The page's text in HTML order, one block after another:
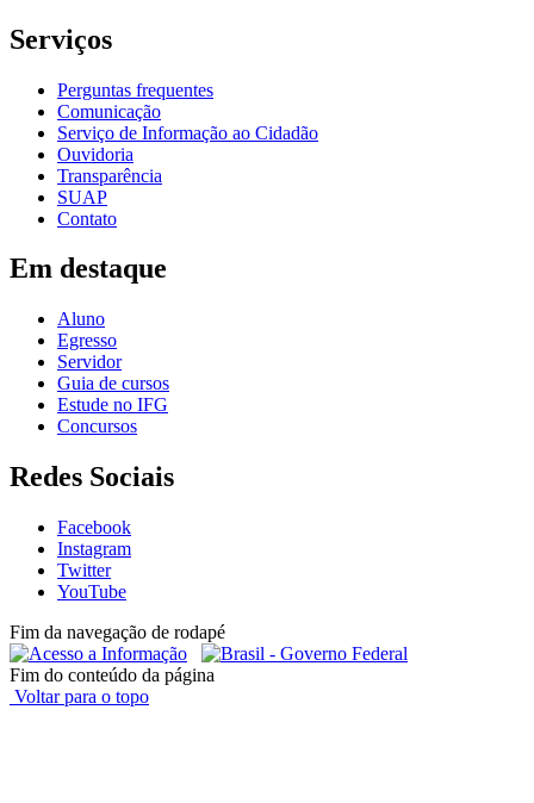
Serviços
Perguntas frequentes
Comunicação
Serviço de Informação ao Cidadão
Ouvidoria
Transparência
SUAP
Contato
Em destaque
Aluno
Egresso
Servidor
Guia de cursos
Estude no IFG
Concursos
Redes Sociais
Facebook
Instagram
Twitter
YouTube
Fim da navegação de rodapé
Fim do conteúdo da página
Voltar para o topo